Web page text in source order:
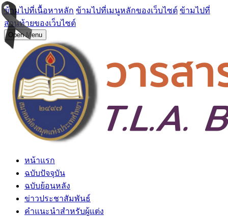
ข้ามไปที่เนื้อหาหลัก ข้ามไปที่เมนูหลักของเว็บไซต์ ข้ามไปที่
ส่วนท้ายของเว็บไซต์
Open Menu
หน้าแรก
ฉบับปัจจุบัน
ฉบับย้อนหลัง
ข่าวประชาสัมพันธ์
คำแนะนำสำหรับผู้แต่ง